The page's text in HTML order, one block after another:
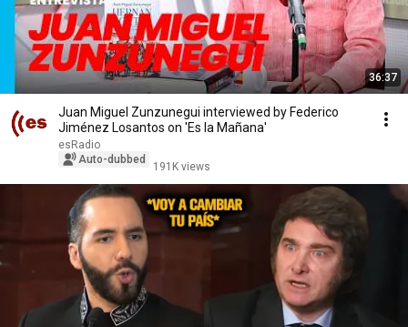
36:37
Juan Miguel Zunzunegui interviewed by Federico
Jiménez Losantos on 'Es la Mañana'
esRadio
Auto-dubbed
191K views